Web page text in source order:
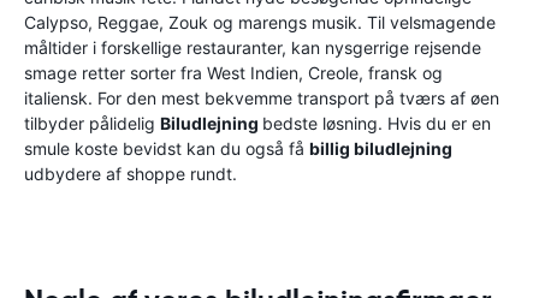
Calypso, Reggae, Zouk og marengs musik. Til velsmagende
måltider i forskellige restauranter, kan nysgerrige rejsende
smage retter sorter fra West Indien, Creole, fransk og
italiensk. For den mest bekvemme transport på tværs af øen
tilbyder pålidelig Biludlejning bedste løsning. Hvis du er en
smule koste bevidst kan du også få billig biludlejning
udbydere af shoppe rundt.